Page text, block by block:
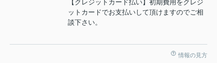
【クレジットカード払い】初期費用をクレジ
ットカードでお支払いして頂けますのでご相
談下さい。
情報の見方